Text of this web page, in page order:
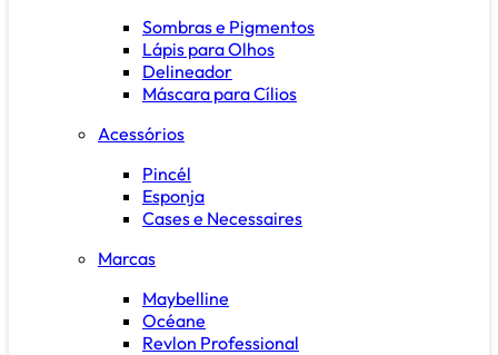
Sombras e Pigmentos
Lápis para Olhos
Delineador
Máscara para Cílios
Acessórios
Pincél
Esponja
Cases e Necessaires
Marcas
Maybelline
Océane
Revlon Professional